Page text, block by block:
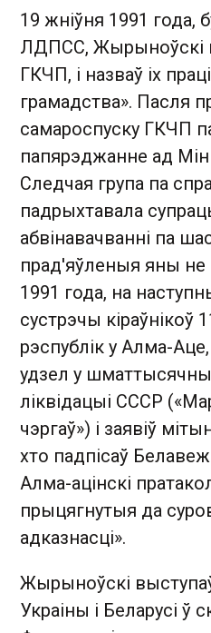
19 жніўня 1991 года,
ЛДПСС, Жырыноўскі
ГКЧП, і назваў іх
грамадства». Пасля
самароспуску ГКЧП
папярэджанне ад
Следчая група па
падрыхтавала
абвінавачванні па
прад'яўленыя яны не
1991 года, на
сустрэчы кіраўнікоў
рэспублік у Алма-
удзел у
ліквідацыі СССР
чэргаў») і заявіў
хто падпісаў
Алма-ацінскі
прыцягнутыя да
адказнасці».
Жырыноўскі
Украіны і Беларусі ў